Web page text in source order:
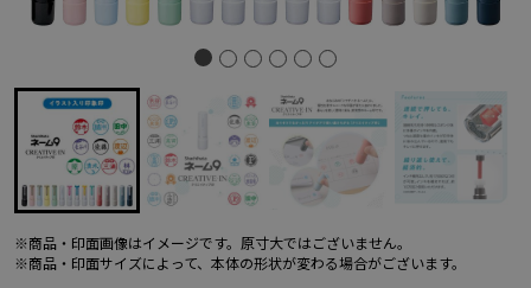
※商品・印面画像はイメージです。原寸大ではございません。
※商品・印面サイズによって、本体の形状が変わる場合がございます。